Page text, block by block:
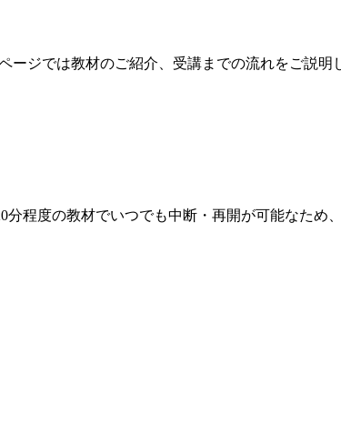
ジでは教材のご紹介、受講までの流れをご説明
程度の教材でいつでも中断・再開が可能なため